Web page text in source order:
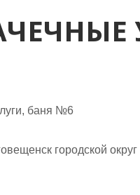
баня №6
городской